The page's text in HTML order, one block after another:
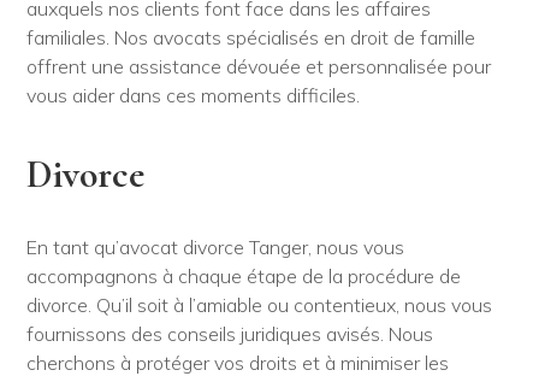
auxquels nos clients font face dans les affaires
familiales. Nos avocats spécialisés en droit de famille
offrent une assistance dévouée et personnalisée pour
vous aider dans ces moments difficiles.
Divorce
En tant qu’avocat divorce Tanger, nous vous
accompagnons à chaque étape de la procédure de
divorce. Qu’il soit à l’amiable ou contentieux, nous vous
fournissons des conseils juridiques avisés. Nous
cherchons à protéger vos droits et à minimiser les